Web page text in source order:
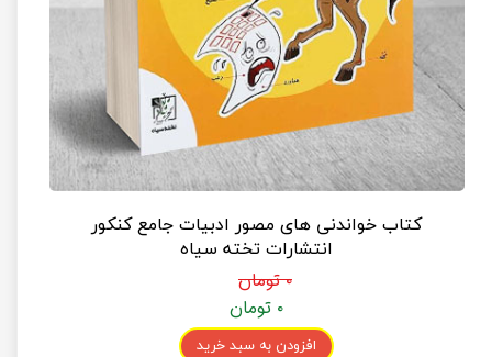
کتاب خواندنی های مصور ادبیات جامع کنکور
انتشارات تخته سیاه
۰ تومان
۰ تومان
افزودن به سبد خرید